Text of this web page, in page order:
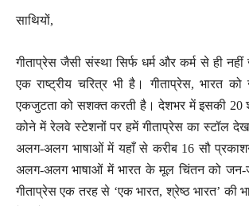
साथियों,
गीताप्रेस जैसी संस्था सिर्फ धर्म और कर्म से ही
एक राष्ट्रीय चरित्र भी है। गीताप्रेस, भारत
एकजुटता को सशक्त करती है। देशभर में इसकी 20
कोने में रेलवे स्टेशनों पर हमें गीताप्रेस का स्टॉल
अलग-अलग भाषाओं में यहाँ से करीब 16 सौ
अलग-अलग भाषाओं में भारत के मूल चिंतन को जन-
गीताप्रेस एक तरह से ‘एक भारत, श्रेष्ठ भारत’ की